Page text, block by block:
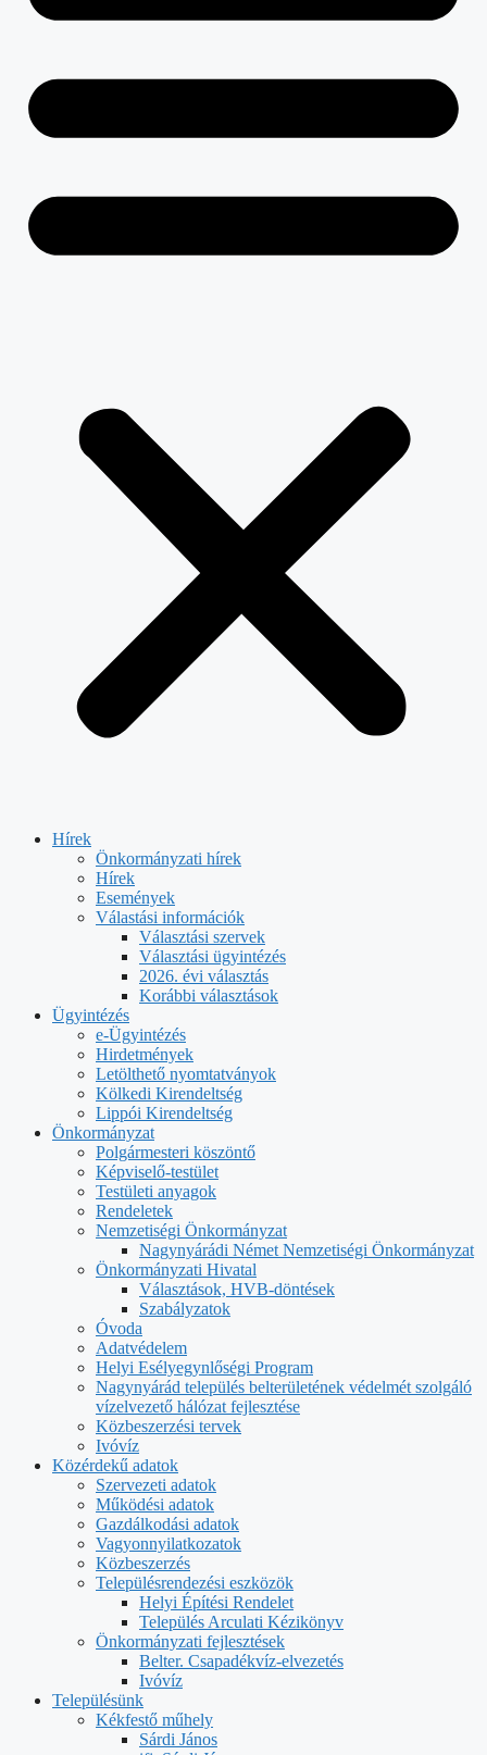
Hírek
Önkormányzati hírek
Hírek
Események
Válastási információk
Választási szervek
Választási ügyintézés
2026. évi választás
Korábbi választások
Ügyintézés
e-Ügyintézés
Hirdetmények
Letölthető nyomtatványok
Kölkedi Kirendeltség
Lippói Kirendeltség
Önkormányzat
Polgármesteri köszöntő
Képviselő-testület
Testületi anyagok
Rendeletek
Nemzetiségi Önkormányzat
Nagynyárádi Német Nemzetiségi Önkormányzat
Önkormányzati Hivatal
Választások, HVB-döntések
Szabályzatok
Óvoda
Adatvédelem
Helyi Esélyegynlőségi Program
Nagynyárád település belterületének védelmét szolgáló
vízelvezető hálózat fejlesztése
Közbeszerzési tervek
Ivóvíz
Közérdekű adatok
Szervezeti adatok
Működési adatok
Gazdálkodási adatok
Vagyonnyilatkozatok
Közbeszerzés
Településrendezési eszközök
Helyi Építési Rendelet
Település Arculati Kézikönyv
Önkormányzati fejlesztések
Belter. Csapadékvíz-elvezetés
Ivóvíz
Településünk
Kékfestő műhely
Sárdi János